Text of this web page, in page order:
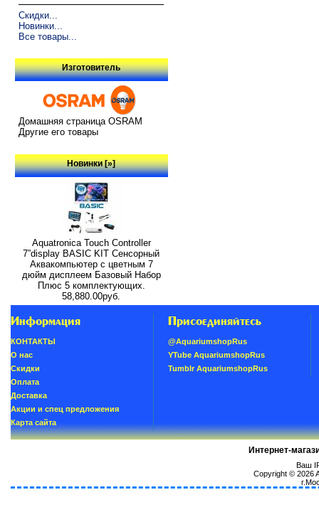
Скидки...
Новинки...
Все товары...
Изготовитель
Домашняя страница OSRAM
Другие его товары
Новинки [»]
Aquatronica Touch Controller
7”display BASIC KIT Сенсорный
Аквакомпьютер с цветным 7
дюйм дисплеем Базовый Набор
Плюс 5 комплектующих.
58,880.00руб.
Информация
КОНТАКТЫ
О нас
Скидки
Oплатa
Доставка
Акции и спец предложения
Карта сайта
Присоединяйтесь
@AquariumshopRus
YTube AquariumshopRus
Tumblr AquariumshopRus
Интернет-
Ваш
Copyright © 2026